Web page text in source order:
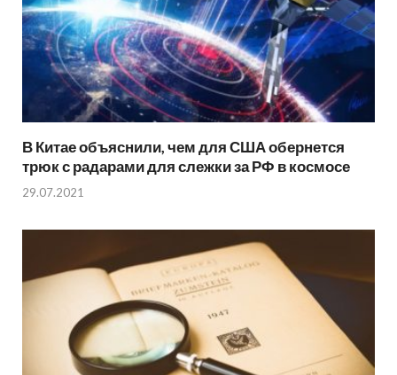
В Китае объяснили, чем для США обернется
трюк с радарами для слежки за РФ в космосе
29.07.2021